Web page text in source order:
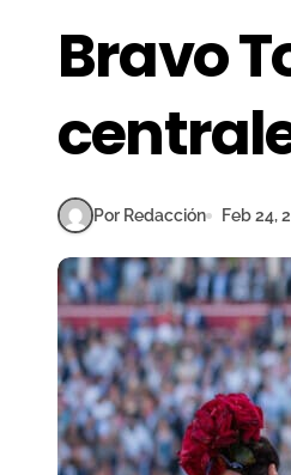
Bravo
Por Redacción Feb 24,